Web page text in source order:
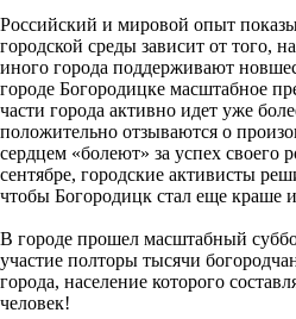
Российский и мировой опыт
городской среды зависит от того,
иного города поддерживают
городе Богородицке масштабное
части города активно идет уже
положительно отзываются о
сердцем «болеют» за успех своего
сентябре, городские активисты
чтобы Богородицк стал еще краше
В городе прошел масштабный
участие полторы тысячи
города, население которого
человек!